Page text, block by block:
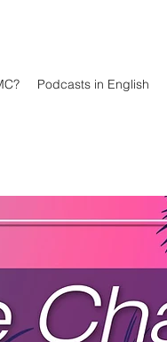
Podcasts in English